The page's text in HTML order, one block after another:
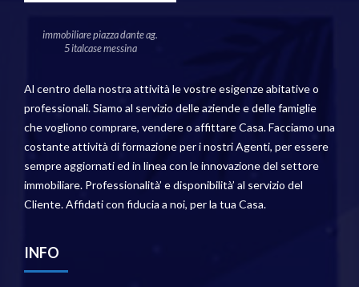
immobiliare piazza dante ag.
5 italcase messina
Al centro della nostra attività le vostre esigenze abitative o
professionali. Siamo al servizio delle aziende e delle famiglie
che vogliono comprare, vendere o affittare Casa. Facciamo una
costante attività di formazione per i nostri Agenti, per essere
sempre aggiornati ed in linea con le innovazione del settore
immobiliare. Professionalità’ e disponibilità’ al servizio del
Cliente. Affidati con fiducia a noi, per la tua Casa.
INFO